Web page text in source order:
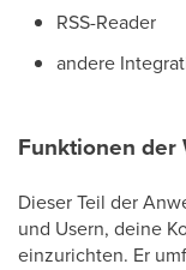
RSS-Reader
andere
Funktionen der
Dieser Teil der
und Usern, deine
einzurichten. Er